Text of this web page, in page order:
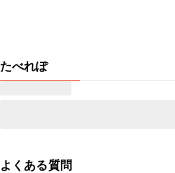
たべれぽ
よくある質問